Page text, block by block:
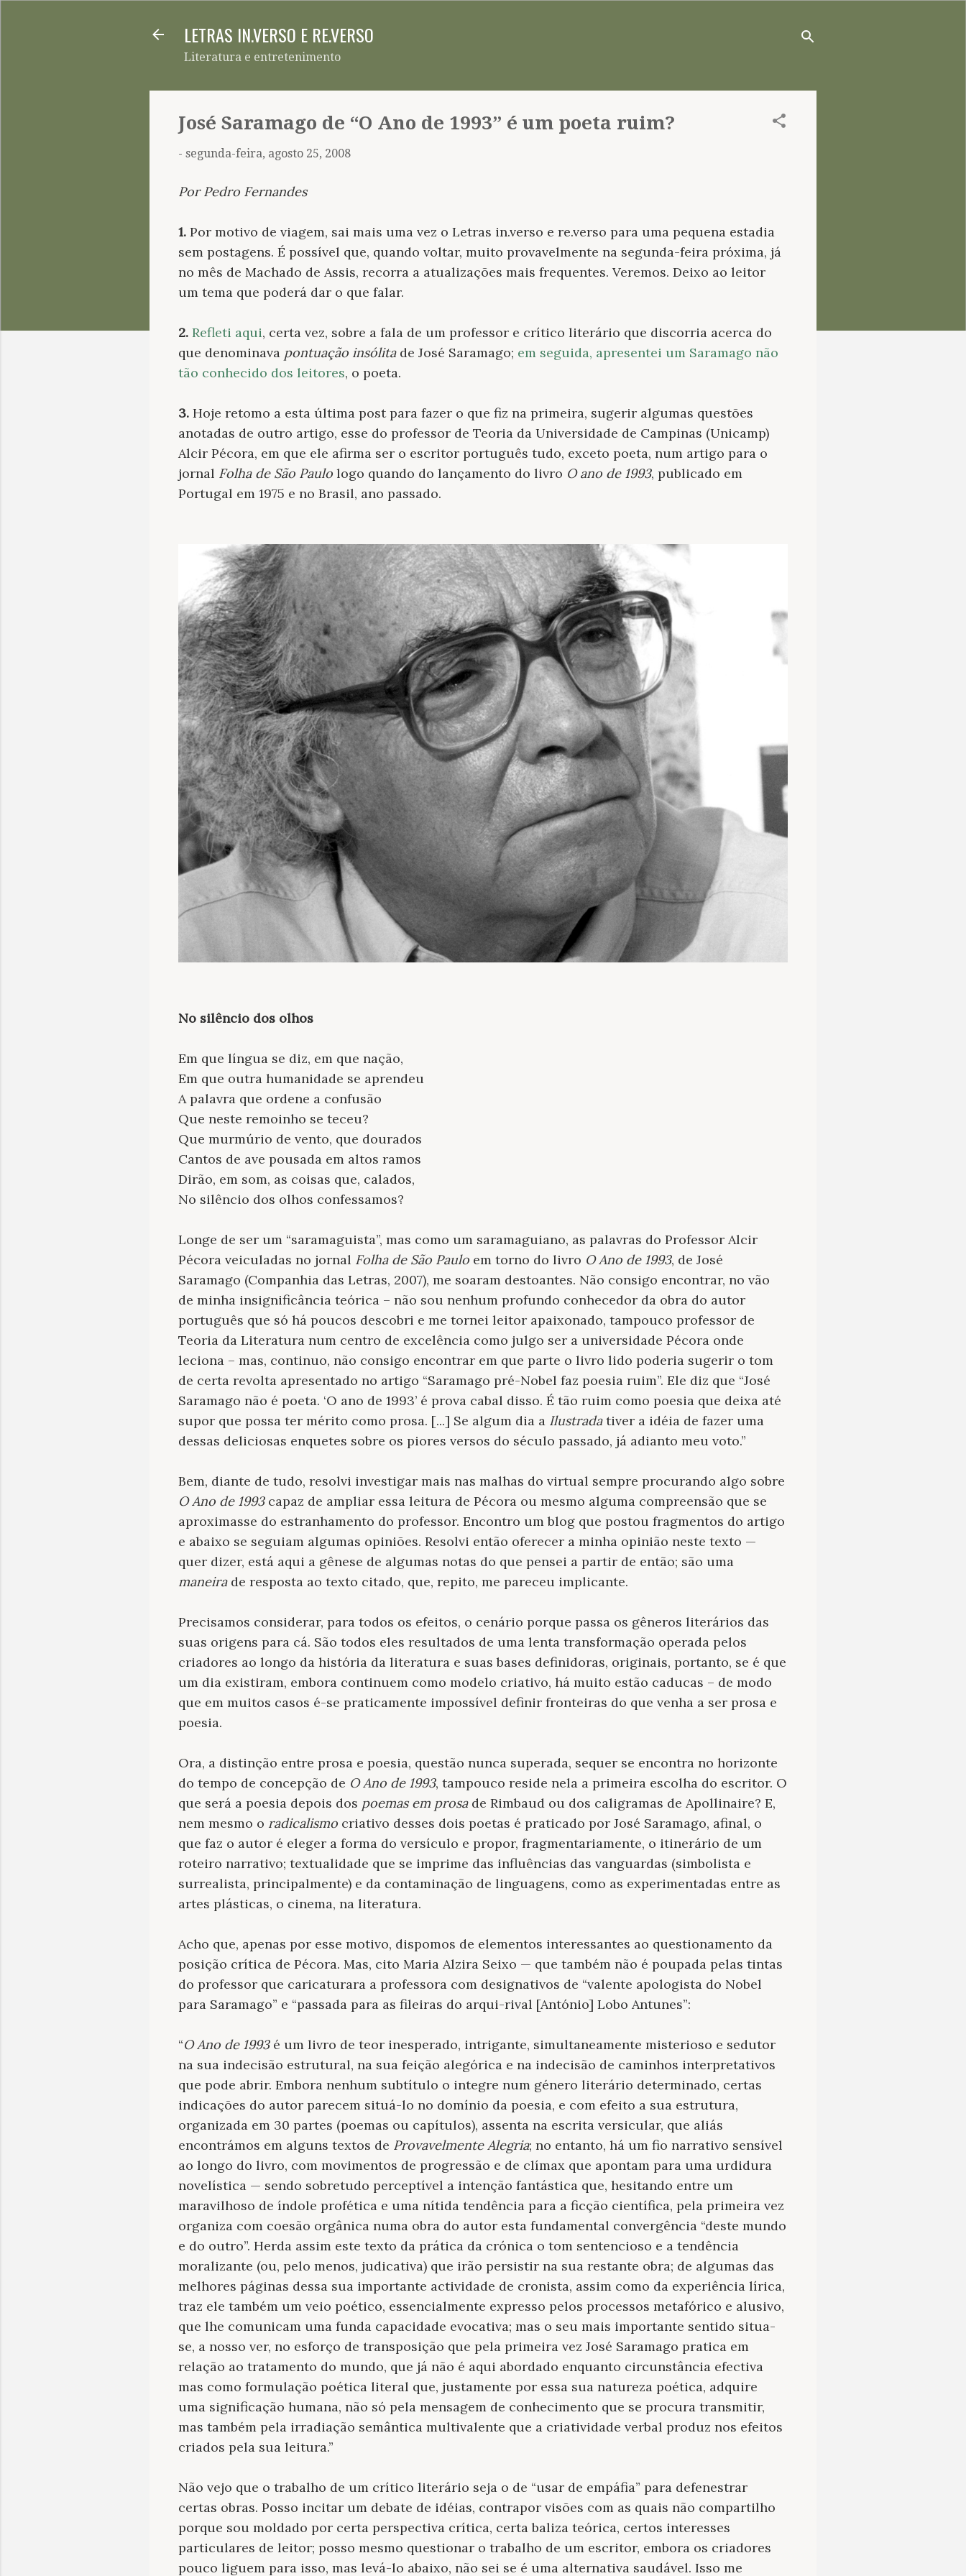
LETRAS IN.VERSO E RE.VERSO
Literatura e entretenimento
José Saramago de “O Ano de 1993” é um poeta ruim?
- segunda-feira, agosto 25, 2008
Por Pedro Fernandes
1. Por motivo de viagem, sai mais uma vez o Letras in.verso e re.verso para uma pequena estadia
sem postagens. É possível que, quando voltar, muito provavelmente na segunda-feira próxima, já
no mês de Machado de Assis, recorra a atualizações mais frequentes. Veremos. Deixo ao leitor
um tema que poderá dar o que falar.
2. Refleti aqui, certa vez, sobre a fala de um professor e crítico literário que discorria acerca do
que denominava pontuação insólitade José Saramago; em seguida, apresentei um Saramago não
tão conhecido dos leitores, o poeta.
3. Hoje retomo a esta última post para fazer o que fiz na primeira, sugerir algumas questões
anotadas de outro artigo, esse do professor de Teoria da Universidade de Campinas (Unicamp)
Alcir Pécora, em que ele afirma ser o escritor português tudo, exceto poeta, num artigo para o
jornal Folha de São Paulo logo quando do lançamento do livro O ano de 1993, publicado em
Portugal em 1975 e no Brasil, ano passado.
No silêncio dos olhos
Em que língua se diz, em que nação,
Em que outra humanidade se aprendeu
A palavra que ordene a confusão
Que neste remoinho se teceu?
Que murmúrio de vento, que dourados
Cantos de ave pousada em altos ramos
Dirão, em som, as coisas que, calados,
No silêncio dos olhos confessamos?
Longe de ser um “saramaguista”, mas como um saramaguiano, as palavras do Professor Alcir
Pécora veiculadas no jornal Folha de São Paulo em torno do livro O Ano de 1993, de José
Saramago (Companhia das Letras, 2007), me soaram destoantes. Não consigo encontrar, no vão
de minha insignificância teórica – não sou nenhum profundo conhecedor da obra do autor
português que só há poucos descobri e me tornei leitor apaixonado, tampouco professor de
Teoria da Literatura num centro de excelência como julgo ser a universidade Pécora onde
leciona – mas, continuo, não consigo encontrar em que parte o livro lido poderia sugerir o tom
de certa revolta apresentado no artigo “Saramago pré-Nobel faz poesia ruim”. Ele diz que “José
Saramago não é poeta. ‘O ano de 1993’ é prova cabal disso. É tão ruim como poesia que deixa até
supor que possa ter mérito como prosa. [...] Se algum dia a Ilustradativer a idéia de fazer uma
dessas deliciosas enquetes sobre os piores versos do século passado, já adianto meu voto.”
Bem, diante de tudo, resolvi investigar mais nas malhas do virtual sempre procurando algo sobre
O Ano de 1993 capaz de ampliar essa leitura de Pécora ou mesmo alguma compreensão que se
aproximasse do estranhamento do professor. Encontro um blog que postou fragmentos do artigo
e abaixo se seguiam algumas opiniões. Resolvi então oferecer a minha opinião neste texto —
quer dizer, está aqui a gênese de algumas notas do que pensei a partir de então; são uma
maneirade resposta ao texto citado, que, repito, me pareceu implicante.
Precisamos considerar, para todos os efeitos, o cenário porque passa os gêneros literários das
suas origens para cá. São todos eles resultados de uma lenta transformação operada pelos
criadores ao longo da história da literatura e suas bases definidoras, originais, portanto, se é que
um dia existiram, embora continuem como modelo criativo, há muito estão caducas – de modo
que em muitos casos é-se praticamente impossível definir fronteiras do que venha a ser prosa e
poesia.
Ora, a distinção entre prosa e poesia, questão nunca superada, sequer se encontra no horizonte
do tempo de concepção de O Ano de 1993, tampouco reside nela a primeira escolha do escritor. O
que será a poesia depois dos poemas em prosade Rimbaud ou dos caligramas de Apollinaire? E,
nem mesmo o radicalismo criativo desses dois poetas é praticado por José Saramago, afinal, o
que faz o autor é eleger a forma do versículo e propor, fragmentariamente, o itinerário de um
roteiro narrativo; textualidade que se imprime das influências das vanguardas (simbolista e
surrealista, principalmente) e da contaminação de linguagens, como as experimentadas entre as
artes plásticas, o cinema, na literatura.
Acho que, apenas por esse motivo, dispomos de elementos interessantes ao questionamento da
posição crítica de Pécora. Mas, cito Maria Alzira Seixo — que também não é poupada pelas tintas
do professor que caricaturara a professora com designativos de “valente apologista do Nobel
para Saramago” e “passada para as fileiras do arqui-rival [António] Lobo Antunes”:
“O Ano de 1993é um livro de teor inesperado, intrigante, simultaneamente misterioso e sedutor
na sua indecisão estrutural, na sua feição alegórica e na indecisão de caminhos interpretativos
que pode abrir. Embora nenhum subtítulo o integre num género literário determinado, certas
indicações do autor parecem situá-lo no domínio da poesia, e com efeito a sua estrutura,
organizada em 30 partes (poemas ou capítulos), assenta na escrita versicular, que aliás
encontrámos em alguns textos de Provavelmente Alegria; no entanto, há um fio narrativo sensível
ao longo do livro, com movimentos de progressão e de clímax que apontam para uma urdidura
novelística — sendo sobretudo perceptível a intenção fantástica que, hesitando entre um
maravilhoso de índole profética e uma nítida tendência para a ficção científica, pela primeira vez
organiza com coesão orgânica numa obra do autor esta fundamental convergência “deste mundo
e do outro”. Herda assim este texto da prática da crónica o tom sentencioso e a tendência
moralizante (ou, pelo menos, judicativa) que irão persistir na sua restante obra; de algumas das
melhores páginas dessa sua importante actividade de cronista, assim como da experiência lírica,
traz ele também um veio poético, essencialmente expresso pelos processos metafórico e alusivo,
que lhe comunicam uma funda capacidade evocativa; mas o seu mais importante sentido situa-
se, a nosso ver, no esforço de transposição que pela primeira vez José Saramago pratica em
relação ao tratamento do mundo, que já não é aqui abordado enquanto circunstância efectiva
mas como formulação poética literal que, justamente por essa sua natureza poética, adquire
uma significação humana, não só pela mensagem de conhecimento que se procura transmitir,
mas também pela irradiação semântica multivalente que a criatividade verbal produz nos efeitos
criados pela sua leitura.”
Não vejo que o trabalho de um crítico literário seja o de “usar de empáfia” para defenestrar
certas obras. Posso incitar um debate de idéias, contrapor visões com as quais não compartilho
porque sou moldado por certa perspectiva crítica, certa baliza teórica, certos interesses
particulares de leitor; posso mesmo questionar o trabalho de um escritor, embora os criadores
pouco liguem para isso, mas levá-lo abaixo, não sei se é uma alternativa saudável. Isso me